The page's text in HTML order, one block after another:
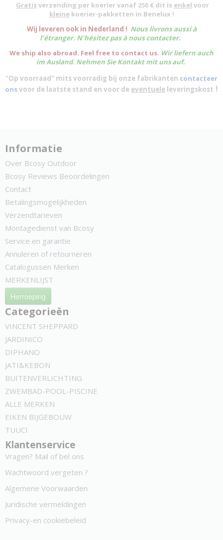
Gratis verzending per koerier vanaf 250 € dit is enkel voor
kleinekoerier-pakketten in Benelux !
Wij leveren ook in Nederland ! Nous livrons aussi à
l'étranger. N'hésitez pas à nous contacter.
We ship also abroad. Feel free to contact us. Wir liefern auch
im Ausland. Nehmen Sie Kontakt mit uns auf.
"Op voorraad" mits voorradig bij onze fabrikanten contacteer
onsvoor de laatste stand en voor de eventuele leveringskost !
Informatie
Over Bcosy Outdoor
Bcosy Reviews Beoordelingen
Contact
Betalingsmogelijkheden
Verzendtarieven
Montagedienst van Bcosy
Service en garantie
Annuleren of retourneren
Catalogussen Merken
MERKENLIJST
Herroeping
Categorieën
VINCENT SHEPPARD
JARDINICO
DIPHANO
JATI&KEBON
BUITENVERLICHTING
ZWEMBAD-POOL-PISCINE
ALLE MERKEN
EIKEN BIJGEBOUW
TUUCI
Klantenservice
Vragen? Mail of bel ons
Wachtwoord vergeten ?
Algemene Voorwaarden
Juridische vermeldingen
Privacy-en cookiebeleid